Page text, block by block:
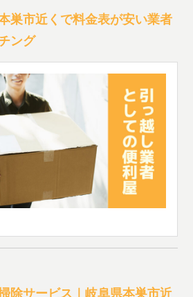
巣市近くで料金表が安い業者
ング
除サービス｜岐阜県本巣市近